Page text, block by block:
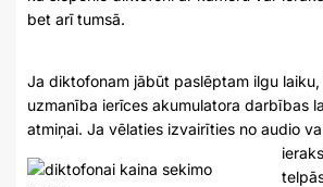
bet arī tumsā.
Ja diktofonam jābūt paslēptam ilgu
uzmanība ierīces akumulatora darbības
atmiņai. Ja vēlaties izvairīties no audio